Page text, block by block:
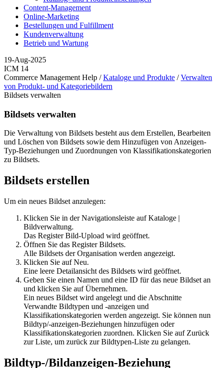
Content-Management
Online-Marketing
Bestellungen und Fulfillment
Kundenverwaltung
Betrieb und Wartung
19-Aug-2025
ICM 14
Commerce Management Help /Kataloge und Produkte /Verwalten
von Produkt- und Kategoriebildern
Bildsets verwalten
Bildsets verwalten
Die Verwaltung von Bildsets besteht aus dem Erstellen, Bearbeiten
und Löschen von Bildsets sowie dem Hinzufügen von Anzeigen-
Typ-Beziehungen und Zuordnungen von Klassifikationskategorien
zu Bildsets.
Bildsets erstellen
Um ein neues Bildset anzulegen:
Klicken Sie in der Navigationsleiste aufKataloge |
Bildverwaltung.
Das RegisterBild-Upload wird geöffnet.
Öffnen Sie das RegisterBildsets.
Alle Bildsets der Organisation werden angezeigt.
Klicken Sie aufNeu.
Eine leere Detailansicht des Bildsets wird geöffnet.
Geben Sie einen Namen und eine ID für das neue Bildset an
und klicken Sie aufÜbernehmen.
Ein neues Bildset wird angelegt und die Abschnitte
Verwandte Bildtypen und -anzeigen und
Klassifikationskategorien werden angezeigt. Sie können nun
Bildtyp/-anzeigen-Beziehungen hinzufügen oder
Klassifikationskategorien zuordnen. Klicken Sie auf Zurück
zur Liste, um zurück zur Bildtypen-Liste zu gelangen.
Bildtyp-/Bildanzeigen-Beziehung